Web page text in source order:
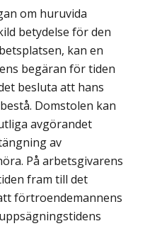
om huruvida
betydelse för den
kan en
begäran för tiden
besluta att hans
Domstolen kan
avgörandet
av
På arbetsgivarens
fram till det
förtroendemannens